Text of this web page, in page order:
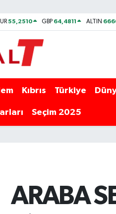
55,2510 GBP 64,4811 ALTIN
Kıbrıs Türkiye
Seçim 2025
ARABA